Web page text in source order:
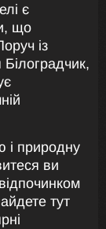
є
що
із
і природну
ви
тут